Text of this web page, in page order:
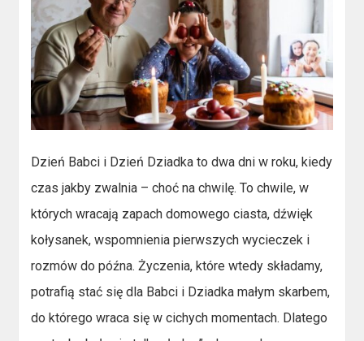
Dzień Babci i Dzień Dziadka to dwa dni w roku, kiedy
czas jakby zwalnia – choć na chwilę. To chwile, w
których wracają zapach domowego ciasta, dźwięk
kołysanek, wspomnienia pierwszych wycieczek i
rozmów do późna. Życzenia, które wtedy składamy,
potrafią stać się dla Babci i Dziadka małym skarbem,
do którego wraca się w cichych momentach. Dlatego